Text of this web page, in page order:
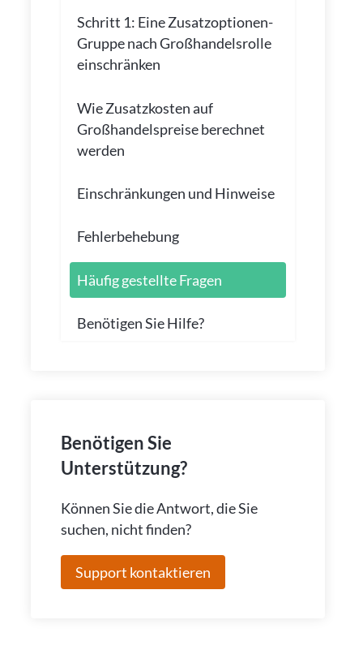
Schritt 1: Eine Zusatzoptionen-
Gruppe nach Großhandelsrolle
einschränken
Wie Zusatzkosten auf
Großhandelspreise berechnet
werden
Einschränkungen und Hinweise
Fehlerbehebung
Häufig gestellte Fragen
Benötigen Sie Hilfe?
Benötigen Sie
Unterstützung?
Können Sie die Antwort, die Sie
suchen, nicht finden?
Support kontaktieren